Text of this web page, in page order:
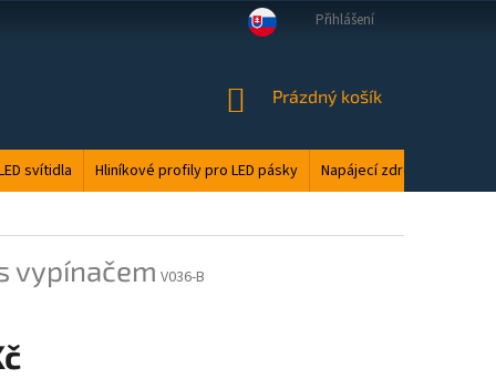
LED ODPAD PODMÍNKY OCHRANY
Přihlášení
NÁKUPNÍ
Prázdný košík
svítidla Hliníkové profily pro LED pásky Napájecí zdroje
vypínačem V036-B